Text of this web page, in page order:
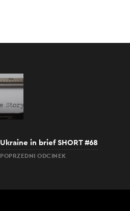
Ukraine in brief SHORT #68
POPRZEDNI ODCINEK